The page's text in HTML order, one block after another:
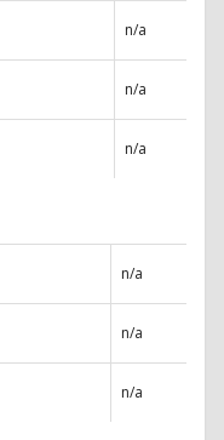
n/a
n/a
n/a
n/a
n/a
n/a